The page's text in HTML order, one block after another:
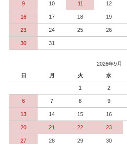
9 10 11 12
16 17 18 19
23 24 25 26
30 31
2026年9月
日
月 火 水
1 2
6 7 8 9
13 14 15 16
20 21 22 23
27 28 29 30